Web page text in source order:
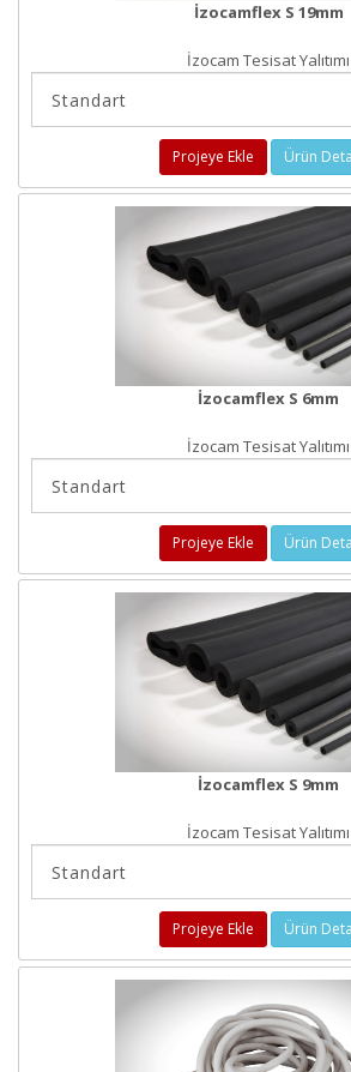
İzocamflex S 19mm
İzocam Tesisat Yalıtımı
Projeye Ekle Ürün
İzocamflex S 6mm
İzocam Tesisat Yalıtımı
Projeye Ekle Ürün
İzocamflex S 9mm
İzocam Tesisat Yalıtımı
Projeye Ekle Ürün